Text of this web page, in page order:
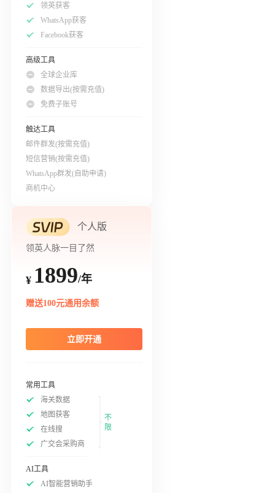
领英获客
WhatsApp获客
Facebook获客
高级工具
全球企业库
数据导出(按需充值)
免费子账号
触达工具
邮件群发(按需充值)
短信营销(按需充值)
WhatsApp群发(自助申请)
商机中心
个人版
领英人脉一目了然
¥ 1899/年
赠送100元通用余额
立即开通
常用工具
海关数据
地图获客
在线搜
广交会采购商
不
限
AI工具
AI智能营销助手